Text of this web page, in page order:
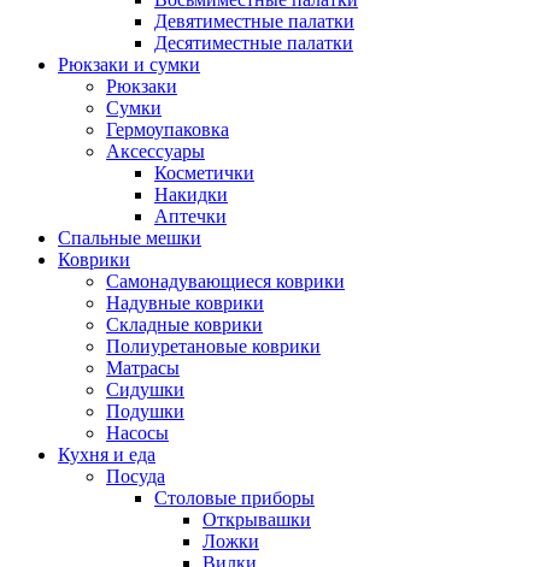
Девятиместные палатки
Десятиместные палатки
Рюкзаки и сумки
Рюкзаки
Сумки
Гермоупаковка
Аксессуары
Косметички
Накидки
Аптечки
Спальные мешки
Коврики
Самонадувающиеся коврики
Надувные коврики
Складные коврики
Полиуретановые коврики
Матрасы
Сидушки
Подушки
Насосы
Кухня и еда
Посуда
Столовые приборы
Открывашки
Ложки
Вилки